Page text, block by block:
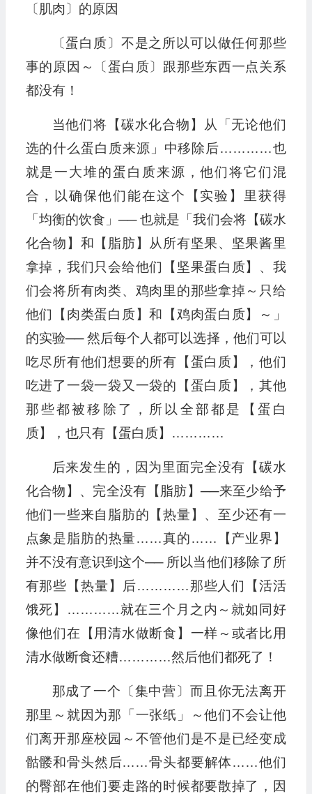
〔肌肉〕的原因
〔蛋白质〕不是之所以可以做任何那些
事的原因～〔蛋白质〕跟那些东西一点关系
都没有！
当他们将【碳水化合物】从「无论他们
选的什么蛋白质来源」中移除后…………也
就是一大堆的蛋白质来源，他们将它们混
合，以确保他们能在这个【实验】里获得
「均衡的饮食」── 也就是「我们会将【碳水
化合物】和【脂肪】从所有坚果、坚果酱里
拿掉，我们只会给他们【坚果蛋白质】、我
们会将所有肉类、鸡肉里的那些拿掉～只给
他们【肉类蛋白质】和【鸡肉蛋白质】～」
的实验── 然后每个人都可以选择，他们可以
吃尽所有他们想要的所有【蛋白质】，他们
吃进了一袋一袋又一袋的【蛋白质】，其他
那些都被移除了，所以全部都是【蛋白
质】，也只有【蛋白质】…………
后来发生的，因为里面完全没有【碳水
化合物】、完全没有【脂肪】──来至少给予
他们一些来自脂肪的【热量】、至少还有一
点象是脂肪的热量……真的……【产业界】
并不没有意识到这个── 所以当他们移除了所
有那些【热量】后…………那些人们【活活
饿死】…………就在三个月之内～就如同好
像他们在【用清水做断食】一样～或者比用
清水做断食还糟…………然后他们都死了！
那成了一个〔集中营〕而且你无法离开
那里～就因为那「一张纸」～他们不会让他
们离开那座校园～不管他们是不是已经变成
骷髅和骨头然后……骨头都要解体……他们
的臀部在他们要走路的时候都要散掉了，因